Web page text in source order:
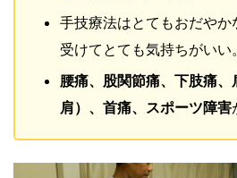
手技療法はとてもおだやか
受けてとても気持ちがいい。
腰痛、股関節痛、下肢痛
肩）、首痛、スポーツ障害